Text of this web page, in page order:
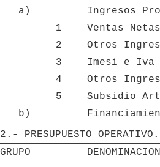
a)
Ingresos
1
Ventas Netas
2
Otros
3
Imesi e Iva
4
Otros
5
Subsidio
b)
2.- PRESUPUESTO
GRUPO
DENOMINACION